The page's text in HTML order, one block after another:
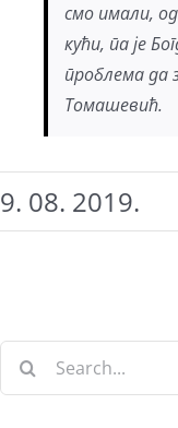
смо имали,
кући, па је
проблема да
Томашевић.
9. 08. 2019.
Search